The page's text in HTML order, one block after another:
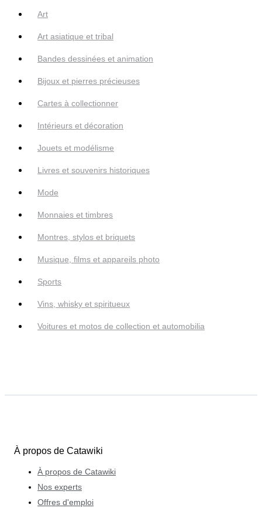
Art
Art asiatique et tribal
Bandes dessinées et animation
Bijoux et pierres précieuses
Cartes à collectionner
Intérieurs et décoration
Jouets et modélisme
Livres et souvenirs historiques
Mode
Monnaies et timbres
Montres, stylos et briquets
Musique, films et appareils photo
Sports
Vins, whisky et spiritueux
Voitures et motos de collection et automobilia
À propos de Catawiki
À propos de Catawiki
Nos experts
Offres d'emploi